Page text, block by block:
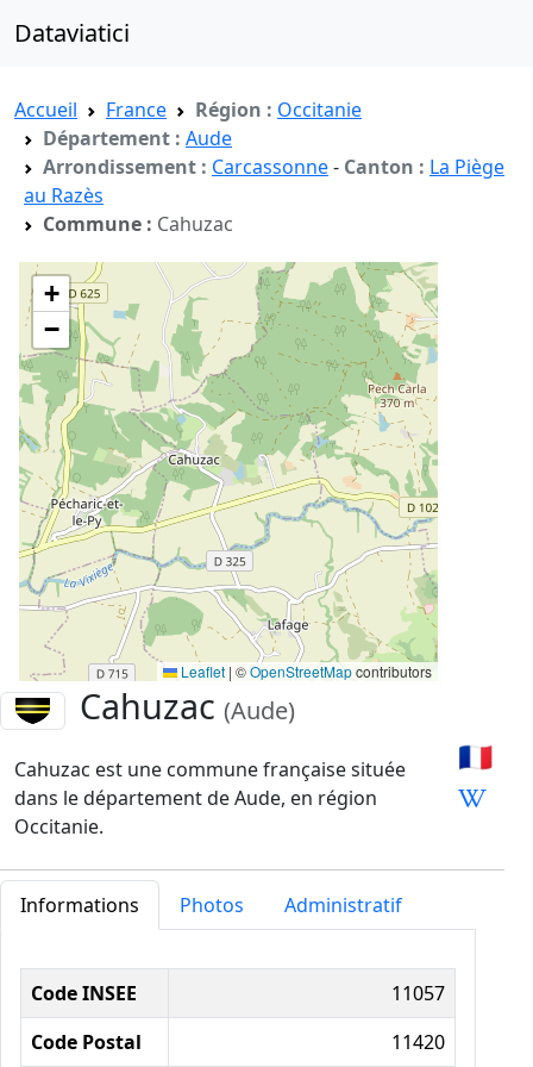
Dataviatici
Accueil France Région : Occitanie
Département : Aude
Arrondissement : Carcassonne- Canton : La Piège
au Razès
Commune : Cahuzac
+
−
Leaflet | ©OpenStreetMapcontributors
Cahuzac(Aude)
Cahuzac est une commune française située
dans le département de Aude, en région
Occitanie.
🇫🇷
Informations Photos Administratif
Informations administratives
Code INSEE
11057
Code Postal
11420